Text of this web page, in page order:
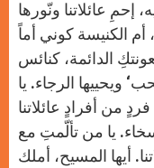
إحمِ عائلاتنا ونّورها
أم الكنيسة كوني أماً
الدائمة، كنائس
ويحييها الرجاء. يا
من أفرادٍ عائلاتنا
يا من تألّمتِ مع
أيها المسيح، أملك